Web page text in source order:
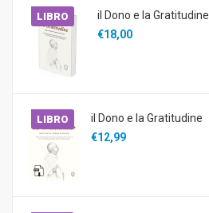
LIBRO
il Dono e la Gratitudine
€18,00
LIBRO
il Dono e la Gratitudine
€12,99